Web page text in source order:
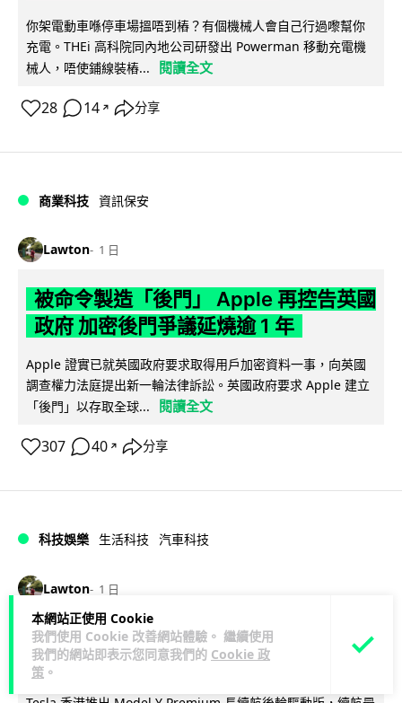
本網站正使用 Cookie
我們使用 Cookie 改善網站體驗。 繼續使用
我們的網站即表示您同意我們的 Cookie 政
策 。
你架電動車喺停車場搵唔到樁？有個機械人會自己行過嚟幫你
充電。THEi 高科院同內地公司研發出 Powerman 移動充電機
械人，唔使鋪線裝樁...
閱讀全文
28 14 ↗ 分享
商業科技 資訊保安
Lawton 1 日
被命令製造「後門」 Apple 再控告英國
政府 加密後門爭議延燒逾 1 年
Apple 證實已就英國政府要求取得用戶加密資料一事，向英國
調查權力法庭提出新一輪法律訴訟。英國政府要求 Apple 建立
「後門」以存取全球...
閱讀全文
307 40 ↗ 分享
科技娛樂 生活科技 汽車科技
Lawton 1 日
Tesla Model Y 長續航後驅版抵港
YOHO MALL 率先試駕